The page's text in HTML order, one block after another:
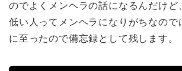
のでよくメンヘラの話になるんだけど
低い人ってメンヘラになりがちなので
に至ったので備忘録として残します。